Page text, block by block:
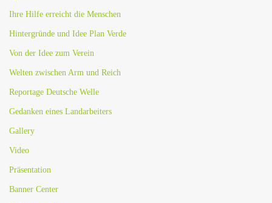
Ihre Hilfe erreicht die Menschen
Hintergründe und Idee Plan Verde
Von der Idee zum Verein
Welten zwischen Arm und Reich
Reportage Deutsche Welle
Gedanken eines Landarbeiters
Gallery
Video
Präsentation
Banner Center